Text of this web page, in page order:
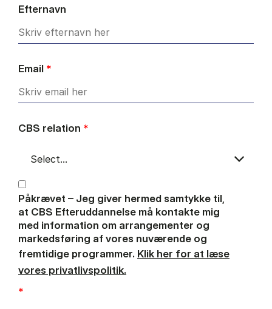
Efternavn
Email *
CBS relation *
Påkrævet – Jeg giver hermed samtykke til,
at CBS Efteruddannelse må kontakte mig
med information om arrangementer og
markedsføring af vores nuværende og
fremtidige programmer. Klik her for at læse
vores privatlivspolitik.
*